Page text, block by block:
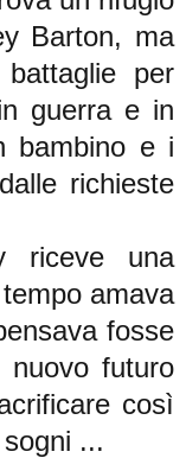
Barton, ma
per
guerra e in
bambino e i
richieste
riceve una
amava
fosse
futuro
così
...